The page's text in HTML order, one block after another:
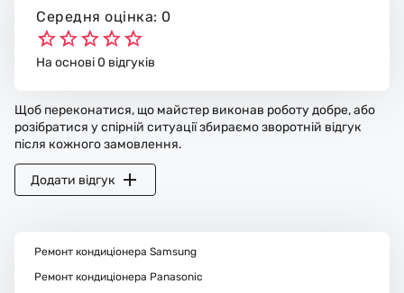
Середня оцінка: 0
На основі 0 відгуків
Щоб переконатися, що майстер виконав роботу добре, або
розібратися у спірній ситуації збираємо зворотній відгук
після кожного замовлення.
Додати відгук
Ремонт кондиціонера Samsung
Ремонт кондиціонера Panasonic